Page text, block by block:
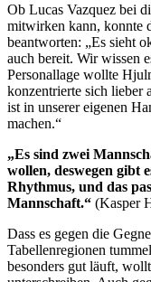
Ob Lucas Vazquez bei
mitwirken kann, konnte
beantworten: „Es sieht
auch bereit. Wir wissen
Personallage wollte
konzentrierte sich lieber
ist in unserer eigenen
machen.“
„Es sind zwei
wollen, deswegen gibt
Rhythmus, und das
Mannschaft.“ (Kasper
Dass es gegen die
Tabellenregionen
besonders gut läuft,